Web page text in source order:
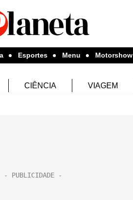
Esportes Menu Motorshow
CIÊNCIA VIAGEM